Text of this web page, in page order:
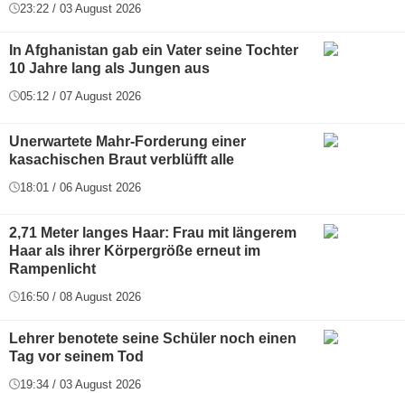
23:22 / 03 August 2026
In Afghanistan gab ein Vater seine Tochter
10 Jahre lang als Jungen aus
05:12 / 07 August 2026
Unerwartete Mahr-Forderung einer
kasachischen Braut verblüfft alle
18:01 / 06 August 2026
2,71 Meter langes Haar: Frau mit längerem
Haar als ihrer Körpergröße erneut im
Rampenlicht
16:50 / 08 August 2026
Lehrer benotete seine Schüler noch einen
Tag vor seinem Tod
19:34 / 03 August 2026